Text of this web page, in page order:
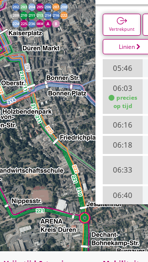
Vertrekpunt
Linien
05:46
06:03
precies
op tijd
06:16
06:18
06:33
06:40
06:46
06:48